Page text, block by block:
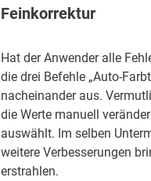
Feinkorrektur
Hat der Anwender alle
die drei Befehle „Auto-
nacheinander aus.
die Werte manuell
auswählt. Im selben
weitere Verbesserungen
erstrahlen.